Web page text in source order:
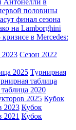
Антонелли в
половины
финал сезона
на Lamborghini
кризисе в Mercedes:
2023 Сезон 2022
2025 Турнирная
таблица
2020
2025 Кубок
2023 Кубок
2021 Кубок